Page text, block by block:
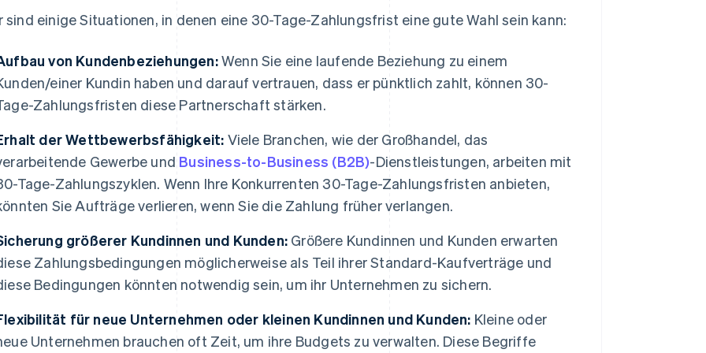
sind einige Situationen, in denen eine 30-Tage-Zahlungsfrist eine gute Wahl sein kann:
von Kundenbeziehungen:Wenn Sie eine laufende Beziehung zu einem
einer Kundin haben und darauf vertrauen, dass er pünktlich zahlt, können 30-
Zahlungsfristen diese Partnerschaft stärken.
der Wettbewerbsfähigkeit: Viele Branchen, wie der Großhandel, das
Gewerbe und Business-to-Business (B2B)-Dienstleistungen, arbeiten mit
Tage-Zahlungszyklen. Wenn Ihre Konkurrenten 30-Tage-Zahlungsfristen anbieten,
Sie Aufträge verlieren, wenn Sie die Zahlung früher verlangen.
größerer Kundinnen und Kunden: Größere Kundinnen und Kunden erwarten
Zahlungsbedingungen möglicherweise als Teil ihrer Standard-Kaufverträge und
Bedingungen könnten notwendig sein, um ihr Unternehmen zu sichern.
für neue Unternehmen oder kleinen Kundinnen und Kunden: Kleine oder
Unternehmen brauchen oft Zeit, um ihre Budgets zu verwalten. Diese Begriffe